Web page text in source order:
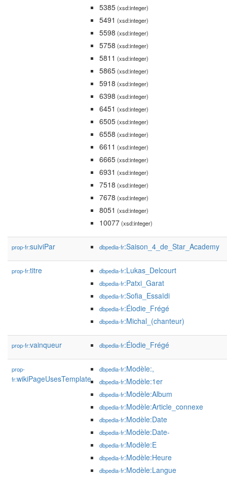
5385(xsd:integer)
5491 (xsd:integer)
5598 (xsd:integer)
5758 (xsd:integer)
5811 (xsd:integer)
5865(xsd:integer)
5918 (xsd:integer)
6398 (xsd:integer)
6451 (xsd:integer)
6505(xsd:integer)
6558 (xsd:integer)
6611 (xsd:integer)
6665(xsd:integer)
6931 (xsd:integer)
7518 (xsd:integer)
7678 (xsd:integer)
8051 (xsd:integer)
10077(xsd:integer)
prop-fr:suiviPar dbpedia-fr:Saison_4_de_Star_Academy
prop-fr:titre dbpedia-fr:Lukas_Delcourt
dbpedia-fr:Patxi_Garat
dbpedia-fr:Sofia_Essaïdi
dbpedia-fr:Élodie_Frégé
dbpedia-fr:Michal_(chanteur)
prop-fr:vainqueur dbpedia-fr:Élodie_Frégé
prop-
fr:wikiPageUsesTemplate
dbpedia-fr:Modèle:,
dbpedia-fr:Modèle:1er
dbpedia-fr:Modèle:Album
dbpedia-fr:Modèle:Article_connexe
dbpedia-fr:Modèle:Date
dbpedia-fr:Modèle:Date-
dbpedia-fr:Modèle:E
dbpedia-fr:Modèle:Heure
dbpedia-fr:Modèle:Langue